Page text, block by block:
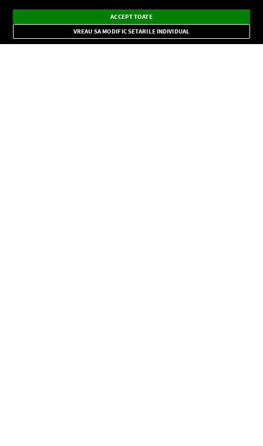
CONFIDENŢIALITATE
Dark
Mode
Radio live, podcasturi, știri și alerte
importante.
×
ACCEPT TOATE
VREAU SA MODIFIC SETARILE INDIVIDUAL